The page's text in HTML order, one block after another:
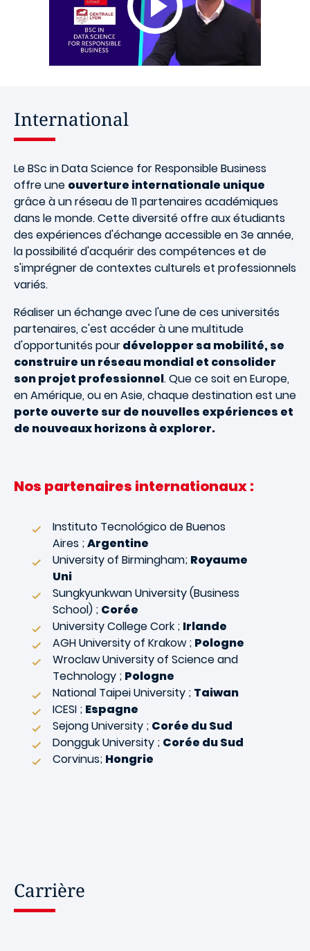
International
Le BSc in Data Science for Responsible Business
offre une ouverture internationale unique
grâce à un réseau de 11 partenaires académiques
dans le monde. Cette diversité offre aux étudiants
des expériences d'échange accessible en 3e année,
la possibilité d'acquérir des compétences et de
s'imprégner de contextes culturels et professionnels
variés.
Réaliser un échange avec l'une de ces universités
partenaires, c'est accéder à une multitude
d'opportunités pourdévelopper sa mobilité, se
construire un réseau mondial et consolider
son projet professionnel. Que ce soit en Europe,
en Amérique, ou en Asie, chaque destination est une
porte ouverte sur de nouvelles expériences et
de nouveaux horizons à explorer.
Nos partenaires internationaux :
Instituto Tecnológico de Buenos
Aires ;Argentine
University of Birmingham; Royaume
Uni
Sungkyunkwan University (Business
School) ; Corée
University College Cork ; Irlande
AGH University of Krakow ; Pologne
Wroclaw University of Science and
Technology ; Pologne
National Taipei University ; Taiwan
ICESI ; Espagne
Sejong University ; Corée du Sud
Dongguk University ; Corée du Sud
Corvinus; Hongrie
Carrière